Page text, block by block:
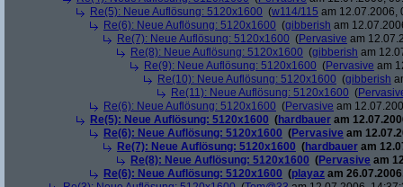
Re(5): Neue Auflösung: 5120x1600 (w114/115 am 12.07.2006,
Re(6): Neue Auflösung: 5120x1600 (gibberish am
Re(7): Neue Auflösung: 5120x1600 (Pervasive am
Re(8): Neue Auflösung: 5120x1600 (gibberish am
Re(9): Neue Auflösung: 5120x1600 (Pervasive am
Re(10): Neue Auflösung: 5120x1600 (gibberish
Re(11): Neue Auflösung: 5120x1600 (
Re(6): Neue Auflösung: 5120x1600 (Pervasive am
Re(5): Neue Auflösung: 5120x1600 (hardbauer am
Re(6): Neue Auflösung: 5120x1600 (Pervasive am
Re(7): Neue Auflösung: 5120x1600 (hardbauer am
Re(8): Neue Auflösung: 5120x1600 (Pervasive am
Re(6): Neue Auflösung: 5120x1600 (playaz am